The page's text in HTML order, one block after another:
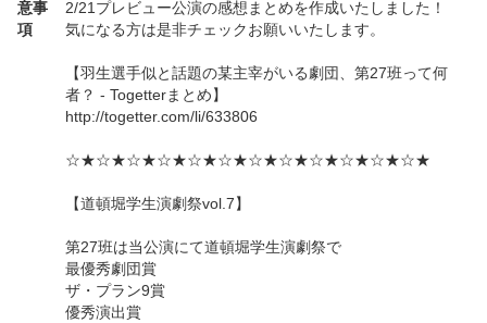
意事
項
2/21プレビュー公演の感想まとめを作成いたしました！
気になる方は是非チェックお願いいたします。
【羽生選手似と話題の某主宰がいる劇団、第27班って何
者？ - Togetterまとめ】
http://togetter.com/li/633806
☆★☆★☆★☆★☆★☆★☆★☆★☆★☆★☆★☆★
【道頓堀学生演劇祭vol.7】
第27班は当公演にて道頓堀学生演劇祭で
最優秀劇団賞
ザ・プラン9賞
優秀演出賞